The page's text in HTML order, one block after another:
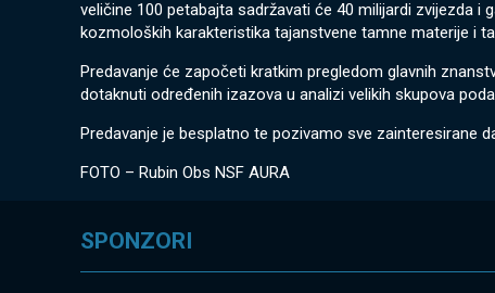
veličine 100 petabajta sadržavati će 40 milijardi zvijezda
kozmoloških karakteristika tajanstvene tamne materije i
Predavanje će započeti kratkim pregledom glavnih
dotaknuti određenih izazova u analizi velikih skupova
Predavanje je besplatno te pozivamo sve zainteresirane
FOTO – Rubin Obs NSF AURA
SPONZORI